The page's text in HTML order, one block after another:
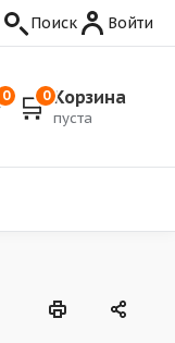
Поиск Войти
0 0 Корзина
пуста